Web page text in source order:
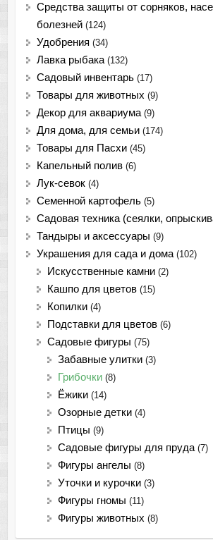
Средства защиты от сорняков,
болезней (124)
Удобрения (34)
Лавка рыбака (132)
Садовый инвентарь (17)
Товары для животных (9)
Декор для аквариума (9)
Для дома, для семьи (174)
Товары для Пасхи (45)
Капельный полив (6)
Лук-севок (4)
Семенной картофель (5)
Садовая техника (сеялки,
Тандыры и аксессуары (9)
Украшения для сада и дома (102)
Искусственные камни (2)
Кашпо для цветов (15)
Копилки (4)
Подставки для цветов (6)
Садовые фигуры (75)
Забавные улитки (3)
Грибочки (8)
Ёжики (14)
Озорные детки (4)
Птицы (9)
Садовые фигуры для пруда (7)
Фигуры ангелы (8)
Уточки и курочки (3)
Фигуры гномы (11)
Фигуры животных (8)